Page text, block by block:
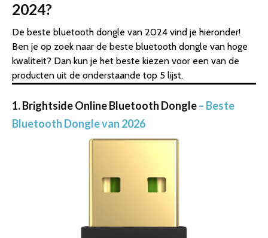
2024?
De beste bluetooth dongle van 2024 vind je hieronder!
Ben je op zoek naar de beste bluetooth dongle van hoge
kwaliteit? Dan kun je het beste kiezen voor een van de
producten uit de onderstaande top 5 lijst.
1. Brightside Online Bluetooth Dongle– Beste
Bluetooth Dongle van 2026